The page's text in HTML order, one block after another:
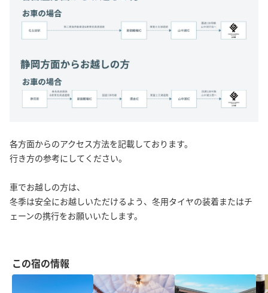
各方面からのアクセス方法を記載しております。
行き方の参考にしてください。
車でお越しの方は、
冬季は安全にお越しいただけるよう、冬用タイヤの装着またはチ
ェーンの携行をお願いいたします。
この宿の情報